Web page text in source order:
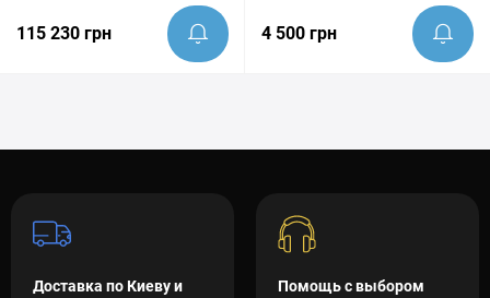
115 230 грн 4 500 грн
Доставка по Киеву и
Помощь с выбором